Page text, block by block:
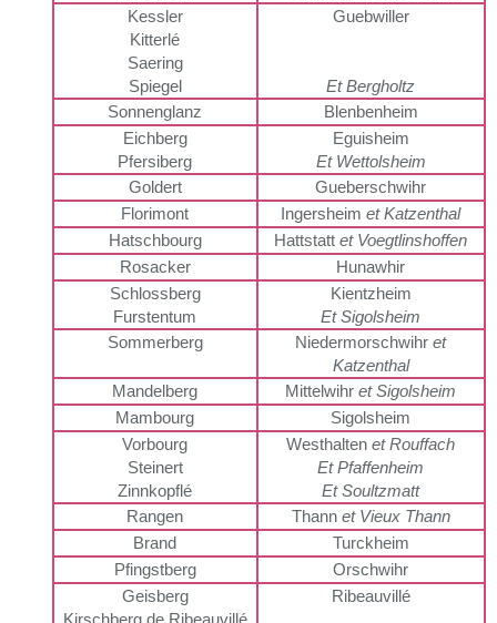
Kessler
Kitterlé
Saering
Spiegel
Guebwiller
Et Bergholtz
Sonnenglanz
Blenbenheim
Eichberg
Pfersiberg
Eguisheim
Et Wettolsheim
Goldert
Gueberschwihr
Florimont
Ingersheimet Katzenthal
Hatschbourg
Hattstattet Voegtlinshoffen
Rosacker
Hunawhir
Schlossberg
Furstentum
Kientzheim
Et Sigolsheim
Sommerberg
Niedermorschwihret
Katzenthal
Mandelberg
Mittelwihret Sigolsheim
Mambourg
Sigolsheim
Vorbourg
Steinert
Zinnkopflé
Westhaltenet Rouffach
Et Pfaffenheim
Et Soultzmatt
Rangen
Thann et Vieux Thann
Brand
Turckheim
Pfingstberg
Orschwihr
Geisberg
Ribeauvillé